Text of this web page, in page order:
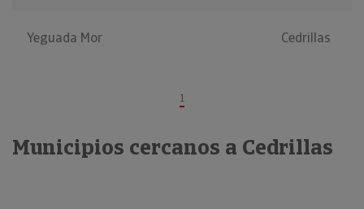
Yeguada Mor Cedrillas
1
Municipios cercanos a Cedrillas